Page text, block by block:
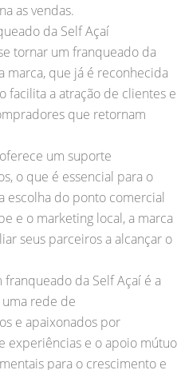
as vendas.
da Self Açaí
tornar um franqueado da
marca, que já é reconhecida
facilita a atração de clientes e
que retornam
um suporte
o que é essencial para o
escolha do ponto comercial
e o marketing local, a marca
seus parceiros a alcançar o
da Self Açaí é a
rede de
e apaixonados por
experiências e o apoio mútuo
para o crescimento e